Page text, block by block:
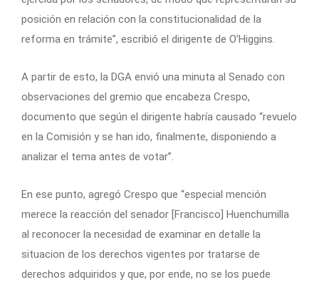
posición en relación con la constitucionalidad de la
reforma en trámite”, escribió el dirigente de O’Higgins.
A partir de esto, la DGA envió una minuta al Senado con
observaciones del gremio que encabeza Crespo,
documento que según el dirigente habría causado “revuelo
en la Comisión y se han ido, finalmente, disponiendo a
analizar el tema antes de votar”.
En ese punto, agregó Crespo que “especial mención
merece la reacción del senador [Francisco] Huenchumilla
al reconocer la necesidad de examinar en detalle la
situacion de los derechos vigentes por tratarse de
derechos adquiridos y que, por ende, no se los puede